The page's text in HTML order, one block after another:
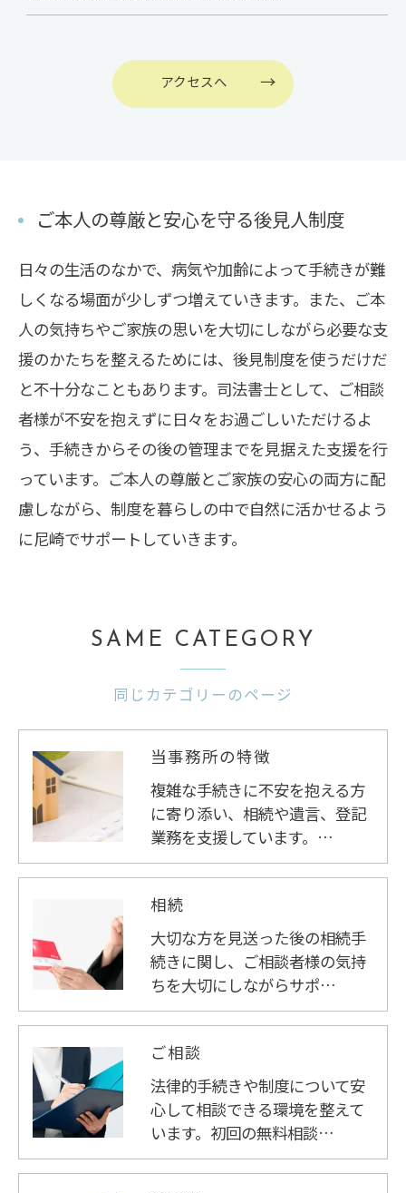
アクセスへ
ご本人の尊厳と安心を守る後見人制度
日々の生活のなかで、病気や加齢によって手続きが難
しくなる場面が少しずつ増えていきます。また、ご本
人の気持ちやご家族の思いを大切にしながら必要な支
援のかたちを整えるためには、後見制度を使うだけだ
と不十分なこともあります。司法書士として、ご相談
者様が不安を抱えずに日々をお過ごしいただけるよ
う、手続きからその後の管理までを見据えた支援を行
っています。ご本人の尊厳とご家族の安心の両方に配
慮しながら、制度を暮らしの中で自然に活かせるよう
に尼崎でサポートしていきます。
同じカテゴリーのページ
SAME CATEGORY
当事務所の特徴
複雑な手続きに不安を抱える方
に寄り添い、相続や遺言、登記
業務を支援しています。…
相続
大切な方を見送った後の相続手
続きに関し、ご相談者様の気持
ちを大切にしながらサポ…
ご相談
法律的手続きや制度について安
心して相談できる環境を整えて
います。初回の無料相談…